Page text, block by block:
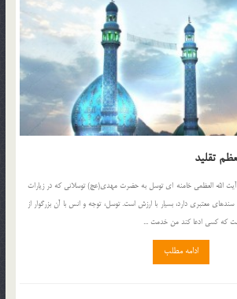
تقلید
الرحیم) 1-حضرت آیت الله العظمی خامنه ای توسل به حضرت مهدی(عج) توسلانی که در زیارات
معتبری دارد، بسیار با ارزش است. توسل، توجه و انس با آن بزرگوار از
که کسی ادعا کند من خدمت ...
ادامه مطلب